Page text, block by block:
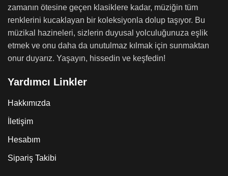
zamanın ötesine geçen klasiklere kadar, müziğin tüm
renklerini kucaklayan bir koleksiyonla dolup taşıyor. Bu
müzikal hazineleri, sizlerin duyusal yolculuğunuza eşlik
etmek ve onu daha da unutulmaz kılmak için sunmaktan
onur duyarız. Yaşayın, hissedin ve keşfedin!
Yardımcı Linkler
Hakkımızda
İletişim
Hesabım
Sipariş Takibi